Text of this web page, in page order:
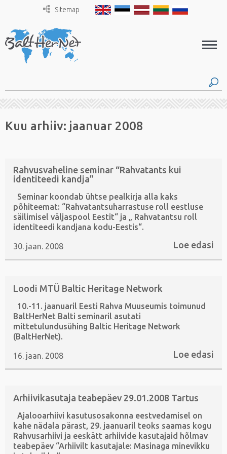
Sitemap
Kuu arhiiv: jaanuar 2008
Rahvusvaheline seminar “Rahvatants kui
identiteedi kandja”
Seminar koondab ühtse pealkirja alla kaks
põhiteemat: “Rahvatantsuharrastuse roll eestluse
säilimisel väljaspool Eestit“ ja „ Rahvatantsu roll
identiteedi kandjana kodu-Eestis“.
Loe edasi
30. jaan. 2008
Loodi MTÜ Baltic Heritage Network
10.-11. jaanuaril Eesti Rahva Muuseumis toimunud
BaltHerNet Balti seminaril asutati
mittetulundusühing Baltic Heritage Network
(BaltHerNet).
Loe edasi
16. jaan. 2008
Arhiivikasutaja teabepäev 29.01.2008 Tartus
Ajalooarhiivi kasutusosakonna eestvedamisel on
kahe nädala pärast, 29. jaanuaril teoks saamas kogu
Rahvusarhiivi ja eeskätt arhiivide kasutajaid hõlmav
teabepäev “Arhiivilt kasutajale: Masinaga minevikku